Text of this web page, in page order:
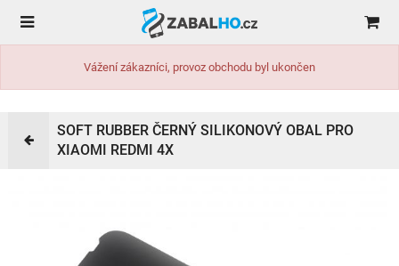
Vážení zákazníci, provoz obchodu byl ukončen
SOFT RUBBER ČERNÝ SILIKONOVÝ OBAL PRO
XIAOMI REDMI 4X